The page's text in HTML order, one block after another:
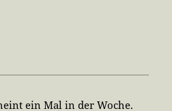
ein Mal in der Woche.